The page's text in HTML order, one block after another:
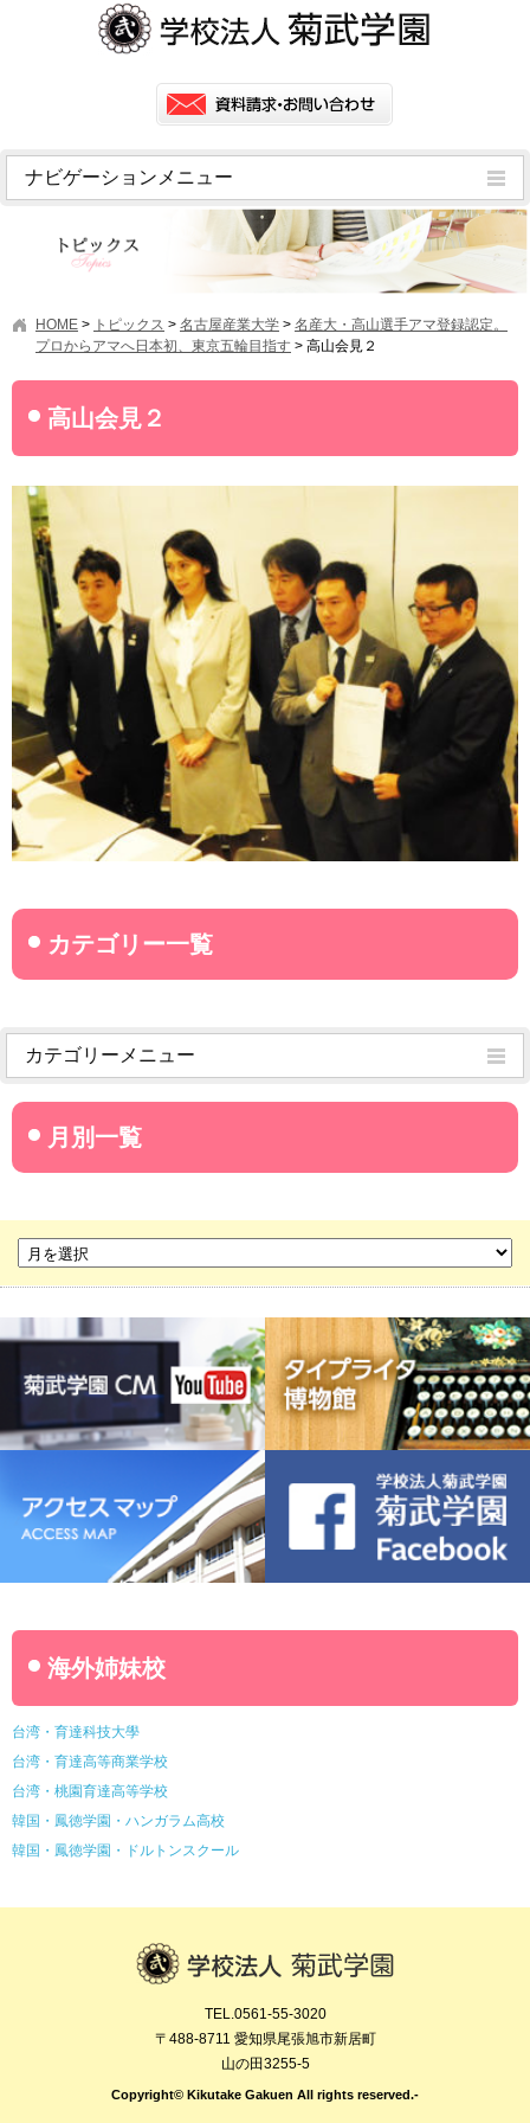
ナビゲーションメニュー
アクセス
情報公開
学園ニュース
オープンキャンパス・行事
HOME > トピックス > 名古屋産業大学 > 名産大・高山選手アマ登録認定。
プロからアマへ日本初、東京五輪目指す > 高山会見２
高山会見２
カテゴリーメニュー
菊武学園からのお知らせ
名古屋産業大学
菊華高等学校
菊武ビジネス専門学校
名古屋ウェディング＆フラワー・ビューティ学院
菊武幼稚園
稲葉保育園
海外姉妹校
台湾・育達科技大學
台湾・育達高等商業学校
台湾・桃園育達高等学校
韓国・鳳徳学園・ハンガラム高校
韓国・鳳徳学園・ドルトンスクール
TEL.0561-55-3020
〒488-8711 愛知県尾張旭市新居町
山の田3255-5
Copyright© Kikutake Gakuen All rights reserved.-